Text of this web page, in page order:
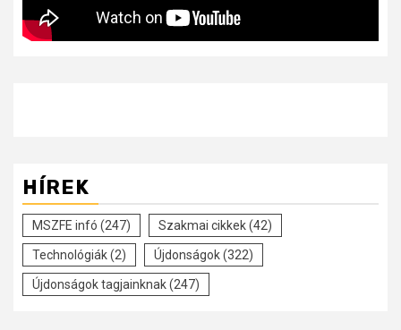
HÍREK
MSZFE infó (247) Szakmai cikkek(42)
Technológiák(2) Újdonságok(322)
Újdonságok tagjainknak(247)